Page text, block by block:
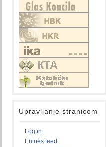
Upravljanje stranicom
Log in
Entries feed